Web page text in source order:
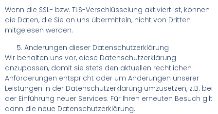
Wenn die SSL- bzw. TLS-Verschlüsselung aktiviert ist, können
die Daten, die Sie an uns übermitteln, nicht von Dritten
mitgelesen werden.
Änderungen dieser Datenschutzerklärung
Wir behalten uns vor, diese Datenschutzerklärung
anzupassen, damit sie stets den aktuellen rechtlichen
Anforderungen entspricht oder um Änderungen unserer
Leistungen in der Datenschutzerklärung umzusetzen, z.B. bei
der Einführung neuer Services. Für Ihren erneuten Besuch gilt
dann die neue Datenschutzerklärung.